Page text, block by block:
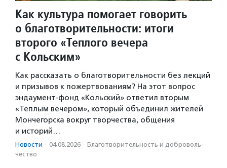
Как культура помогает говорить
о благотворительности: итоги
второго «Теплого вечера
с Кольским»
Как рассказать о благотворительности без лекций
и призывов к пожертвованиям? На этот вопрос
эндаумент-фонд «Кольский» ответил вторым
«Теплым вечером», который объединил жителей
Мончегорска вокруг творчества, общения
и историй…
Новости · 04.08.2026 · Благотвори­тель­ность и доброволь­
чест­во